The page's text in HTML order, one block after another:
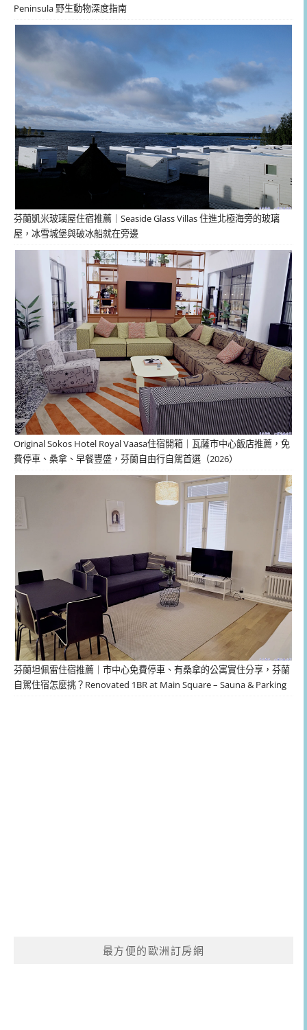
Peninsula 野生動物深度指南
芬蘭凱米玻璃屋住宿推薦｜Seaside Glass Villas 住進北極海旁的玻璃
屋，冰雪城堡與破冰船就在旁邊
Original Sokos Hotel Royal Vaasa住宿開箱｜瓦薩市中心飯店推薦，免
費停車、桑拿、早餐豐盛，芬蘭自由行自駕首選（2026）
芬蘭坦佩雷住宿推薦｜市中心免費停車、有桑拿的公寓實住分享，芬蘭
自駕住宿怎麼挑？Renovated 1BR at Main Square – Sauna & Parking
最方便的歐洲訂房網